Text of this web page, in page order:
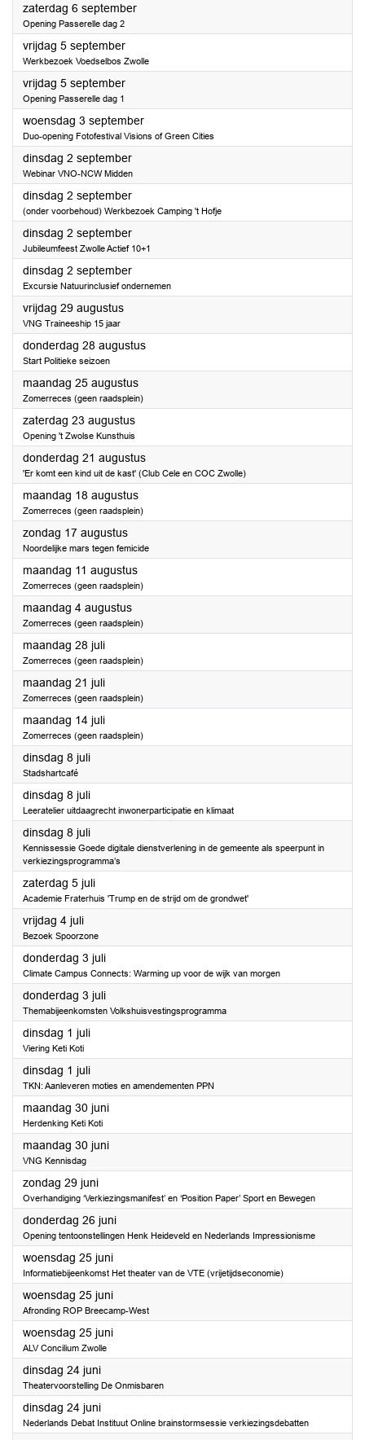
zaterdag 6 september2025
Opening Passerelle dag 2
vrijdag 5 september2025
Werkbezoek Voedselbos Zwolle
vrijdag 5 september2025
Opening Passerelle dag 1
woensdag 3 september2025
Duo-opening Fotofestival Visions of Green Cities
dinsdag 2 september2025
Webinar VNO-NCW Midden
dinsdag 2 september2025
(onder voorbehoud) Werkbezoek Camping 't Hofje
dinsdag 2 september2025
Jubileumfeest Zwolle Actief 10+1
dinsdag 2 september2025
Excursie Natuurinclusief ondernemen
vrijdag 29 augustus2025
VNG Traineeship 15 jaar
donderdag 28 augustus2025
Start Politieke seizoen
maandag 25 augustus2025
Zomerreces (geen raadsplein)
zaterdag 23 augustus2025
Opening 't Zwolse Kunsthuis
donderdag 21 augustus2025
'Er komt een kind uit de kast' (Club Cele en COC Zwolle)
maandag 18 augustus2025
Zomerreces (geen raadsplein)
zondag 17 augustus2025
Noordelijke mars tegen femicide
maandag 11 augustus2025
Zomerreces (geen raadsplein)
maandag 4 augustus2025
Zomerreces (geen raadsplein)
maandag 28 juli2025
Zomerreces (geen raadsplein)
maandag 21 juli2025
Zomerreces (geen raadsplein)
maandag 14 juli2025
Zomerreces (geen raadsplein)
dinsdag 8 juli2025
Stadshartcafé
dinsdag 8 juli2025
Leeratelier uitdaagrecht inwonerparticipatie en klimaat
dinsdag 8 juli2025
Kennissessie Goede digitale dienstverlening in de gemeente als speerpunt in
verkiezingsprogramma’s
zaterdag 5 juli2025
Academie Fraterhuis 'Trump en de strijd om de grondwet'
vrijdag 4 juli2025
Bezoek Spoorzone
donderdag 3 juli2025
Climate Campus Connects: Warming up voor de wijk van morgen
donderdag 3 juli2025
Themabijeenkomsten Volkshuisvestingsprogramma
dinsdag 1 juli2025
Viering Keti Koti
dinsdag 1 juli2025
TKN: Aanleveren moties en amendementen PPN
maandag 30 juni2025
Herdenking Keti Koti
maandag 30 juni2025
VNG Kennisdag
zondag 29 juni2025
Overhandiging ‘Verkiezingsmanifest’ en ‘Position Paper’ Sport en Bewegen
donderdag 26 juni2025
Opening tentoonstellingen Henk Heideveld en Nederlands Impressionisme
woensdag 25 juni2025
Informatiebijeenkomst Het theater van de VTE (vrijetijdseconomie)
woensdag 25 juni2025
Afronding ROP Breecamp-West
woensdag 25 juni2025
ALV Concilium Zwolle
dinsdag 24 juni2025
Theatervoorstelling De Onmisbaren
dinsdag 24 juni2025
Nederlands Debat Instituut Online brainstormsessie verkiezingsdebatten